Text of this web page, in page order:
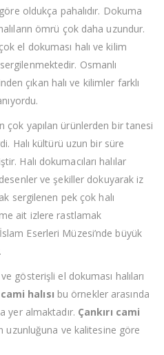
oldukça pahalıdır. Dokuma
ömrü çok daha uzundur.
el dokuması halı ve kilim
Osmanlı
çıkan halı ve kilimler farklı
yapılan ürünlerden bir tanesi
Halı kültürü uzun bir süre
Halı dokumacıları halılar
ve şekiller dokuyarak iz
sergilenen pek çok halı
ait izlere rastlamak
Eserleri Müzesi’nde büyük
gösterişli el dokuması halıları
halısı bu örnekler arasında
yer almaktadır. Çankırı cami
uzunluğuna ve kalitesine göre